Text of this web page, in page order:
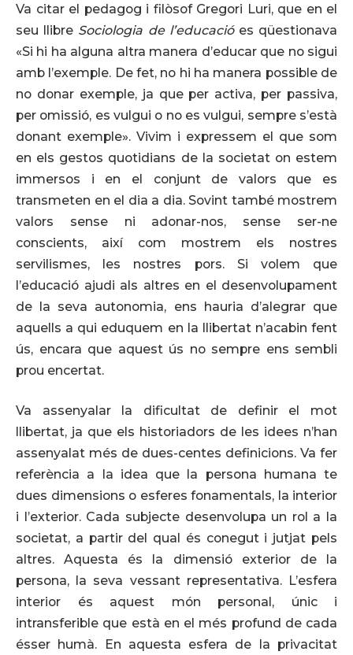
Va citar el pedagog i filòsof Gregori Luri, que en el
seu llibre Sociologia de l’educacióes qüestionava
«Si hi ha alguna altra manera d’educar que no sigui
amb l’exemple. De fet, no hi ha manera possible de
no donar exemple, ja que per activa, per passiva,
per omissió, es vulgui o no es vulgui, sempre s’està
donant exemple». Vivim i expressem el que som
en els gestos quotidians de la societat on estem
immersos i en el conjunt de valors que es
transmeten en el dia a dia. Sovint també mostrem
valors sense ni adonar-nos, sense ser-ne
conscients, així com mostrem els nostres
servilismes, les nostres pors. Si volem que
l’educació ajudi als altres en el desenvolupament
de la seva autonomia, ens hauria d’alegrar que
aquells a qui eduquem en la llibertat n’acabin fent
ús, encara que aquest ús no sempre ens sembli
prou encertat.
Va assenyalar la dificultat de definir el mot
llibertat, ja que els historiadors de les idees n’han
assenyalat més de dues-centes definicions. Va fer
referència a la idea que la persona humana te
dues dimensions o esferes fonamentals, la interior
i l’exterior. Cada subjecte desenvolupa un rol a la
societat, a partir del qual és conegut i jutjat pels
altres. Aquesta és la dimensió exterior de la
persona, la seva vessant representativa. L’esfera
interior és aquest món personal, únic i
intransferible que està en el més profund de cada
ésser humà. En aquesta esfera de la privacitat